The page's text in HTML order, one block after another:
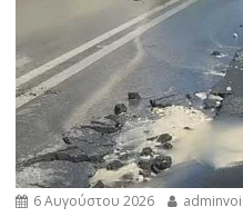
6 Αυγούστου 2026